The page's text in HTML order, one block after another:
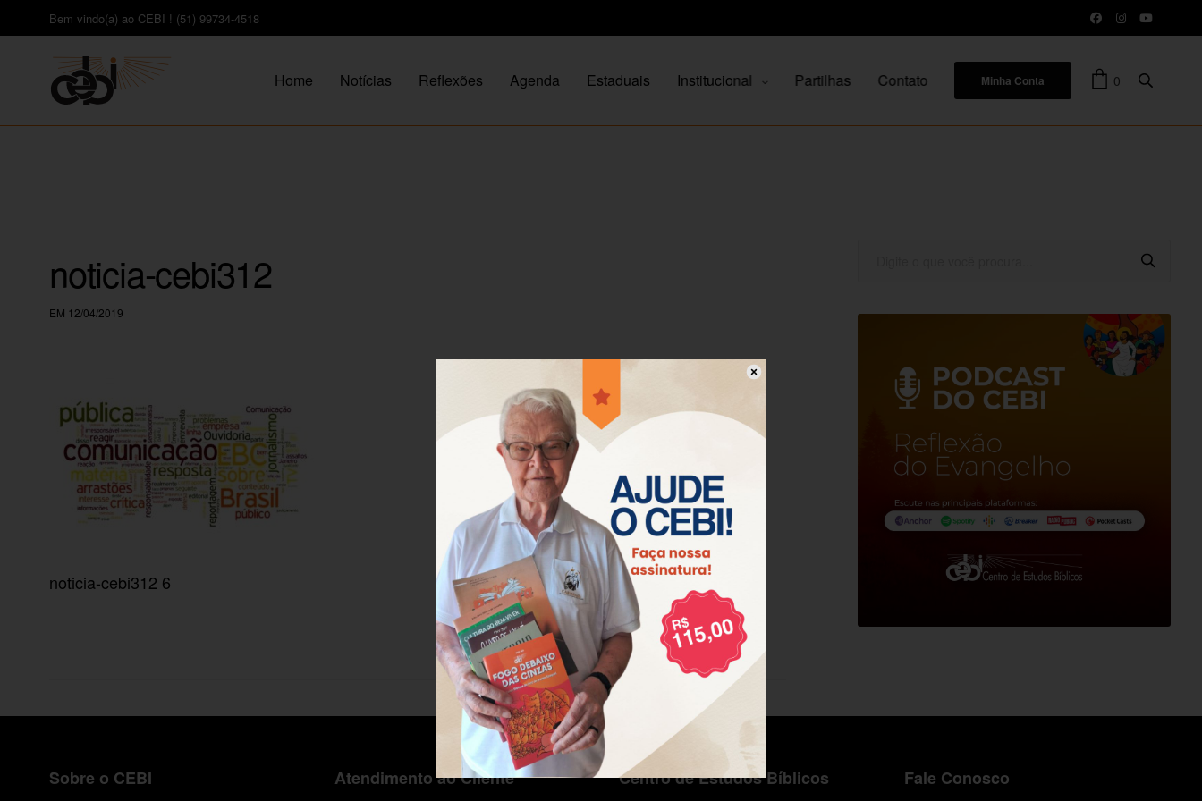
Bem vindo(a) ao CEBI ! (51) 99734-4518
Home Notícias Reflexões Agenda Estaduais Institucional Partilhas Contato Minha Conta 0
noticia-cebi312
EM 12/04/2019
noticia-cebi312 6
Sobre o CEBI Atendimento ao Cliente Centro de Estudos Bíblicos Fale Conosco